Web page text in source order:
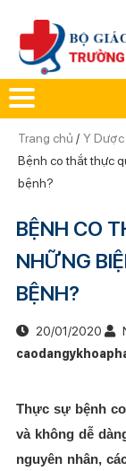
Trang chủ / Y Dược
Bệnh co thắt thực
bệnh?
BỆNH CO
NHỮNG
BỆNH?
20/01/2020
Thực sự bệnh
và không dễ
nguyên nhân,